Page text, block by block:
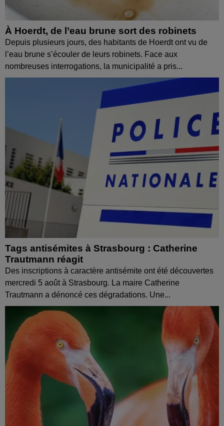
À Hoerdt, de l’eau brune sort des robinets
Depuis plusieurs jours, des habitants de Hoerdt ont vu de
l’eau brune s’écouler de leurs robinets. Face aux
nombreuses interrogations, la municipalité a pris...
Tags antisémites à Strasbourg : Catherine
Trautmann réagit
Des inscriptions à caractère antisémite ont été découvertes
mercredi 5 août à Strasbourg. La maire Catherine
Trautmann a dénoncé ces dégradations. Une...